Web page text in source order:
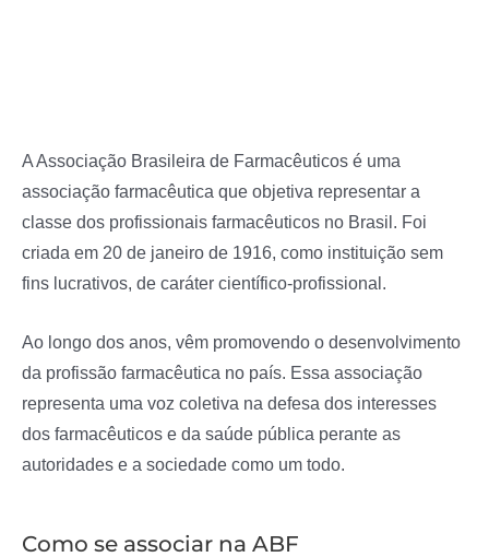
A Associação Brasileira de Farmacêuticos é uma
associação farmacêutica que objetiva representar a
classe dos profissionais farmacêuticos no Brasil. Foi
criada em 20 de janeiro de 1916, como instituição sem
fins lucrativos, de caráter científico-profissional.
Ao longo dos anos, vêm promovendo o desenvolvimento
da profissão farmacêutica no país. Essa associação
representa uma voz coletiva na defesa dos interesses
dos farmacêuticos e da saúde pública perante as
autoridades e a sociedade como um todo.
Como se associar na ABF